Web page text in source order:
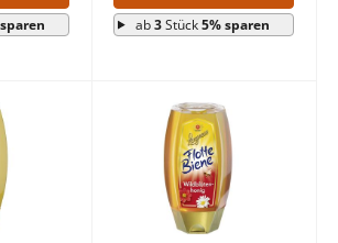
ab3Stück5% sparen